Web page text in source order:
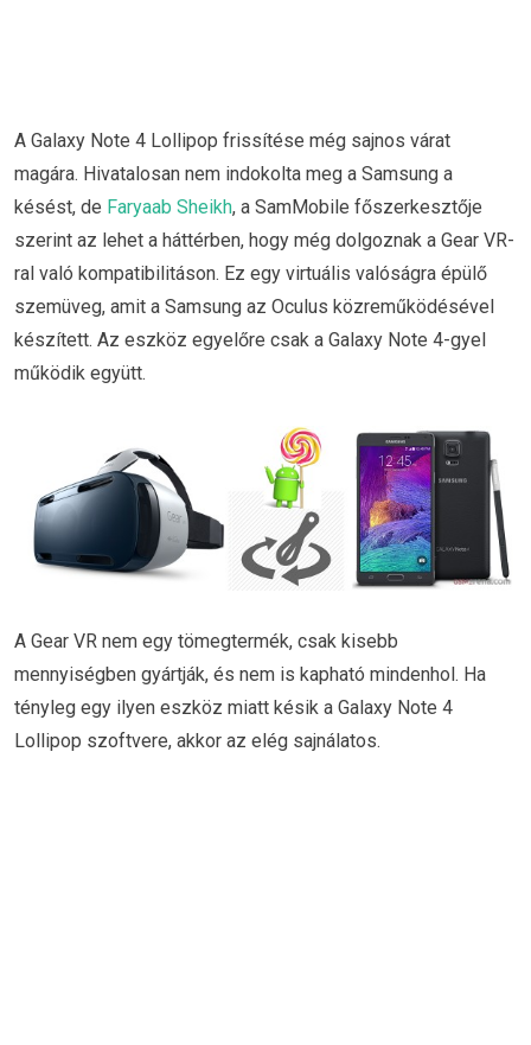
A Galaxy Note 4 Lollipop frissítése még sajnos várat
magára. Hivatalosan nem indokolta meg a Samsung a
késést, de Faryaab Sheikh, a SamMobile főszerkesztője
szerint az lehet a háttérben, hogy még dolgoznak a Gear VR-
ral való kompatibilitáson. Ez egy virtuális valóságra épülő
szemüveg, amit a Samsung az Oculus közreműködésével
készített. Az eszköz egyelőre csak a Galaxy Note 4-gyel
működik együtt.
A Gear VR nem egy tömegtermék, csak kisebb
mennyiségben gyártják, és nem is kapható mindenhol. Ha
tényleg egy ilyen eszköz miatt késik a Galaxy Note 4
Lollipop szoftvere, akkor az elég sajnálatos.